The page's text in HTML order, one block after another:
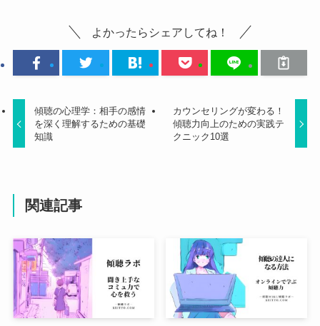
よかったらシェアしてね！
傾聴の心理学：相手の感情
を深く理解するための基礎
知識
カウンセリングが変わる！
傾聴力向上のための実践テ
クニック10選
関連記事